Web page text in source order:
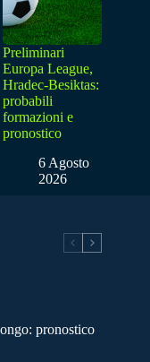
Preliminari
Europa League,
Hradec-Besiktas:
probabili
formazioni e
pronostico
6 Agosto
2026
pronostico